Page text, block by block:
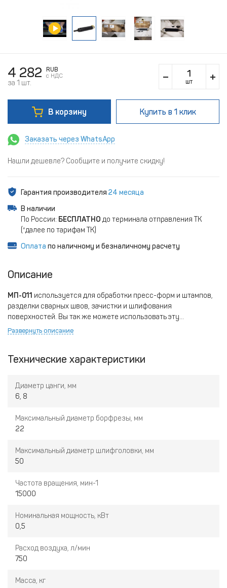
4 282
RUB
c НДС
за 1 шт. шт
В корзину Купить в 1 клик
Заказать через WhatsApp
Нашли дешевле? Сообщите и получите скидку!
Гарантия производителя 24 месяца
В наличии
По России: БЕСПЛАТНО до терминала отправления ТК
(*далее по тарифам ТК)
Оплата по наличному и безналичному расчету
Описание
МП-011 используется для обработки пресс-форм и штампов,
разделки сварных швов, зачистки и шлифования
поверхностей. Вы так же можете использовать эту
пневмошлифмашину не только для выполнения операций,
круги (с допустимой скоростью вращения рабочей
Развернуть описание
Технические характеристики
Диаметр цанги, мм
6, 8
Максимальный диаметр борфрезы, мм
22
Максимальный диаметр шлифголовки, мм
50
Частота вращения, мин-1
15000
Номинальная мощность, кВт
0,5
Расход воздуха, л/мин
750
Масса, кг